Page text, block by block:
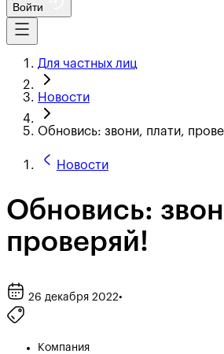
Войти
Для частных лиц
Новости
Обновись: звони, плати,
Новости
Обновись:
проверяй!
26 декабря 2022•
Компания